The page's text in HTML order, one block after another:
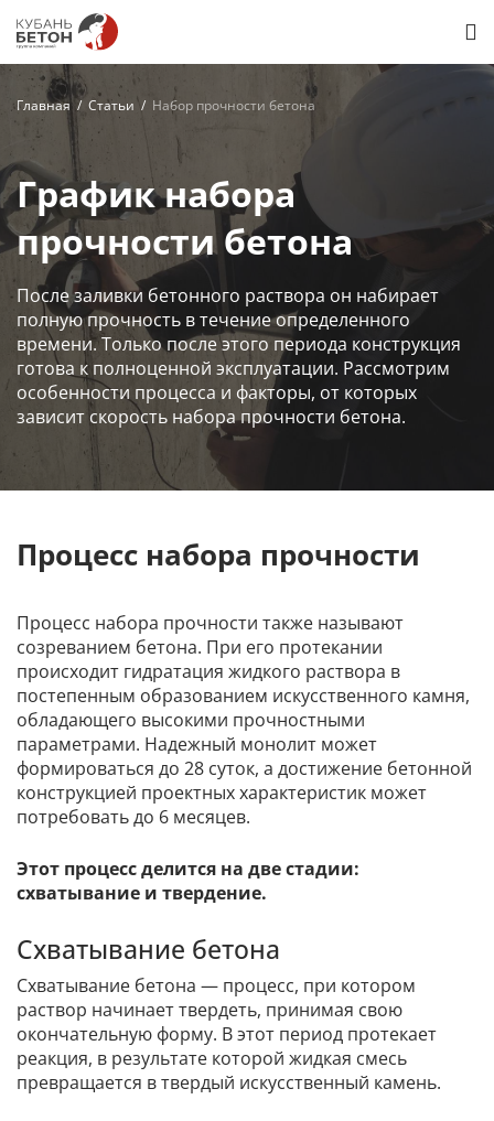
Главная Статьи Набор прочности бетона
График набора
прочности бетона
После заливки бетонного раствора он набирает
полную прочность в течение определенного
времени. Только после этого периода конструкция
готова к полноценной эксплуатации. Рассмотрим
особенности процесса и факторы, от которых
зависит скорость набора прочности бетона.
Процесс набора прочности
Процесс набора прочности также называют
созреванием бетона. При его протекании
происходит гидратация жидкого раствора в
постепенным образованием искусственного камня,
обладающего высокими прочностными
параметрами. Надежный монолит может
формироваться до 28 суток, а достижение бетонной
конструкцией проектных характеристик может
потребовать до 6 месяцев.
Этот процесс делится на две стадии:
схватывание и твердение.
Схватывание бетона
Схватывание бетона — процесс, при котором
раствор начинает твердеть, принимая свою
окончательную форму. В этот период протекает
реакция, в результате которой жидкая смесь
превращается в твердый искусственный камень.